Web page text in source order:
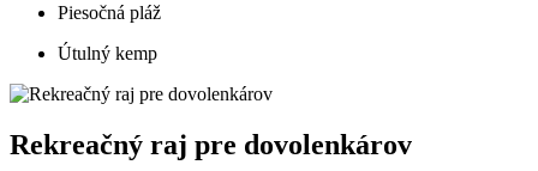
Piesočná pláž
Útulný kemp
Rekreačný raj pre dovolenkárov